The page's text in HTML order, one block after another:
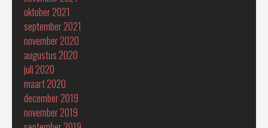
oktober 2021
september 2021
november 2020
augustus 2020
juli 2020
maart 2020
december 2019
november 2019